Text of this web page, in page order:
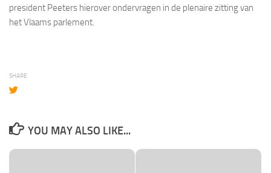
president Peeters hierover ondervragen in de plenaire zitting van
het Vlaams parlement.
SHARE
YOU MAY ALSO LIKE...